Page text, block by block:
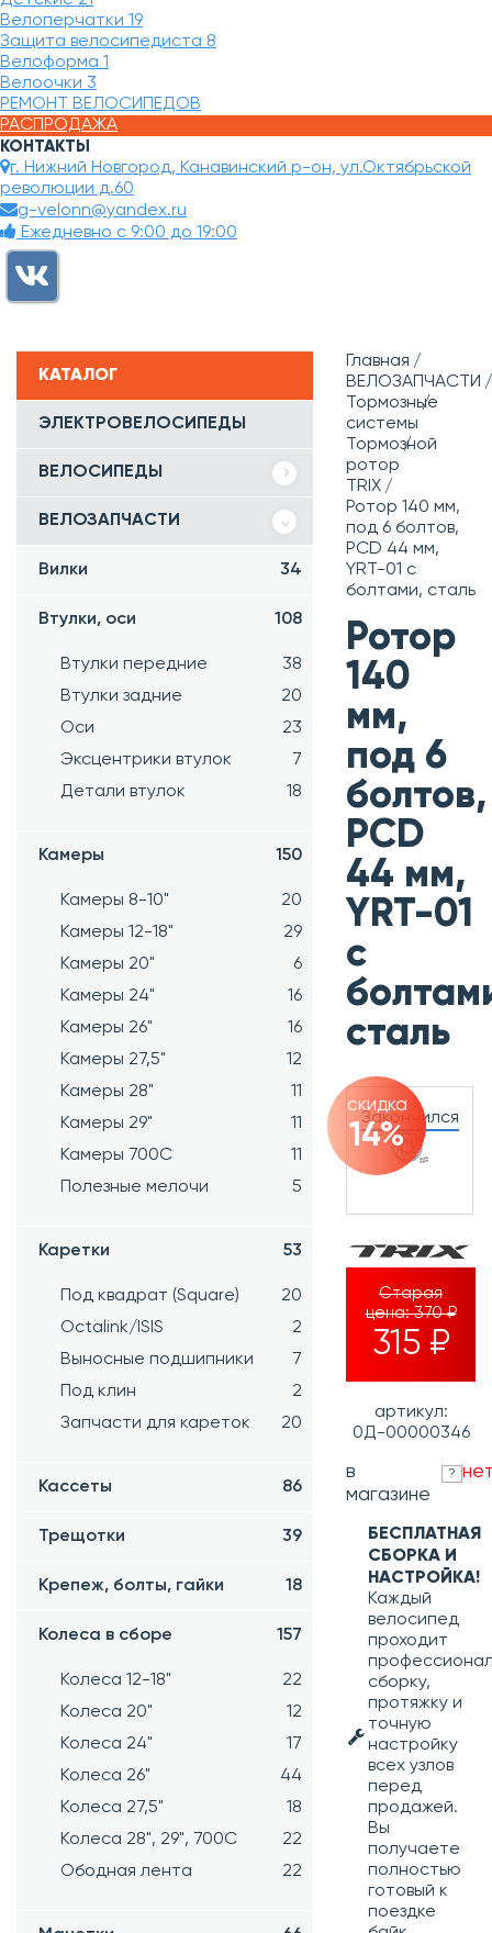
Велоперчатки 19
Защита велосипедиста 8
Велоформа 1
Велоочки 3
РЕМОНТ ВЕЛОСИПЕДОВ
РАСПРОДАЖА
КОНТАКТЫ
г. Нижний Новгород, Канавинский р-он, ул.Октябрьской
революции д.60
g-velonn@yandex.ru
Ежедневно с 9:00 до 19:00
КАТАЛОГ
ЭЛЕКТРОВЕЛОСИПЕДЫ
ВЕЛОСИПЕДЫ
ВЕЛОЗАПЧАСТИ
Вилки 34
Втулки, оси 108
Втулки передние
38
Втулки задние
20
Оси
23
Эксцентрики втулок
7
Детали втулок
18
Камеры 150
Камеры 8-10"
20
Камеры 12-18"
29
Камеры 20"
6
Камеры 24"
16
Камеры 26"
16
Камеры 27,5"
12
Камеры 28"
11
Камеры 29"
11
Камеры 700C
11
Полезные мелочи
5
Каретки 53
Под квадрат (Square)
20
Octalink/ISIS
2
Выносные подшипники
7
Под клин
2
Запчасти для кареток
20
Кассеты 86
Трещотки 39
Крепеж, болты, гайки 18
Колеса в сборе 157
Колеса 12-18"
22
Колеса 20"
12
Колеса 24"
17
Колеса 26"
44
Колеса 27,5"
18
Колеса 28", 29", 700С
22
Ободная лента
22
Главная
ВЕЛОЗАПЧАСТИ
Тормозные
системы
Тормозной
ротор
TRIX
Ротор 140 мм,
под 6 болтов,
PCD 44 мм,
YRT-01 с
болтами, сталь
Ротор
140
мм,
под 6
болтов,
PCD
44 мм,
YRT-01
с
сталь
Закончился
скидка
14%
Старая
цена:370 ₽
315 ₽
артикул:
0Д-00000346
в
магазине
?
БЕСПЛАТНАЯ
СБОРКА И
НАСТРОЙКА!
Каждый
велосипед
проходит
сборку,
протяжку и
точную
настройку
всех узлов
перед
продажей.
Вы
получаете
полностью
готовый к
поездке